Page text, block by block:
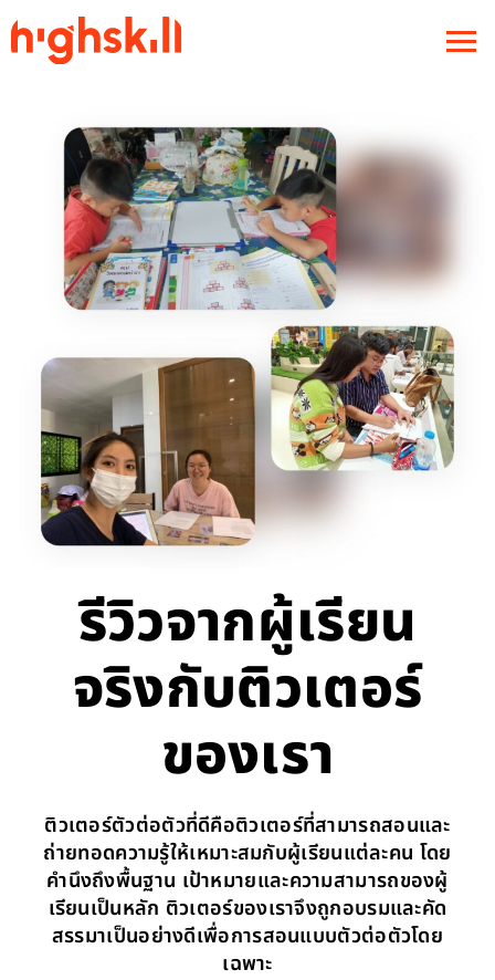
รีวิวจากผู้เรียน
จริงกับติวเตอร์
ของเรา
ติวเตอร์ตัวต่อตัวที่ดีคือติวเตอร์ที่สามารถสอนและ
ถ่ายทอดความรู้ให้เหมาะสมกับผู้เรียนแต่ละคน โดย
คำนึงถึงพื้นฐาน เป้าหมายและความสามารถของผู้
เรียนเป็นหลัก ติวเตอร์ของเราจึงถูกอบรมและคัด
สรรมาเป็นอย่างดีเพื่อการสอนแบบตัวต่อตัวโดย
เฉพาะ